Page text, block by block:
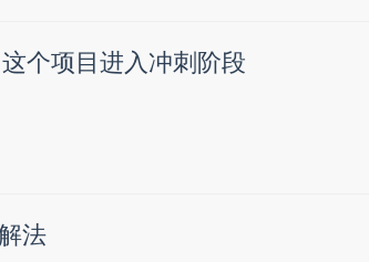
个项目进入冲刺阶段
法